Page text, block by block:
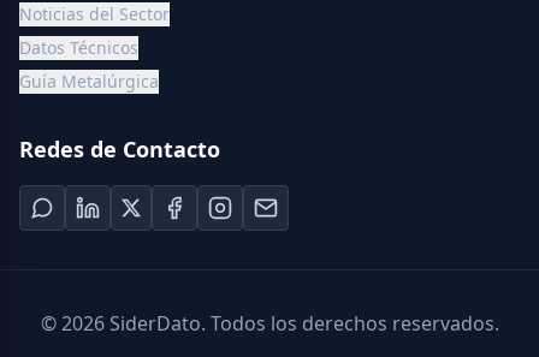
Noticias del Sector
Datos Técnicos
Guía Metalúrgica
Redes de Contacto
©2026SiderDato. Todos los derechos reservados.